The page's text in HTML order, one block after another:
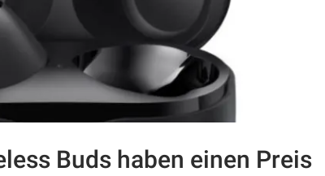
Buds haben einen Preis